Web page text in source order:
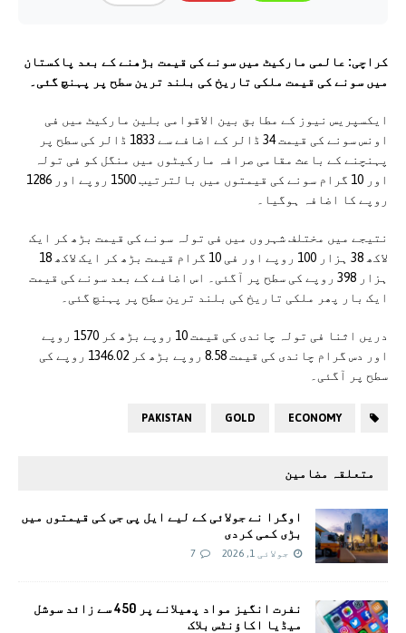
کراچی: عالمی مارکیٹ میں سونے کی قیمت بڑھنے کے بعد پاکستان
میں سونے کی قیمت ملکی تاریخ کی بلند ترین سطح پر پہنچ گئی۔
ایکسپریس نیوز کے مطابق بین الاقوامی بلین مارکیٹ میں فی
اونس سونے کی قیمت 34 ڈالر کے اضافے سے 1833 ڈالر کی سطح پر
پہنچنے کے باعث مقامی صرافہ مارکیٹوں میں منگل کو فی تولہ
اور 10 گرام سونے کی قیمتوں میں بالترتیب 1500 روپے اور 1286
روپے کا اضافہ ہوگیا۔
نتیجے میں مختلف شہروں میں فی تولہ سونے کی قیمت بڑھ کر ایک
لاکھ 38 ہزار 100 روپے اور فی 10 گرام قیمت بڑھ کر ایک لاکھ 18
ہزار 398 روپے کی سطح پر آگئی۔ اس اضافے کے بعد سونے کی قیمت
ایک بار پھر ملکی تاریخ کی بلند ترین سطح پر پہنچ گئی۔
دریں اثنا فی تولہ چاندی کی قیمت 10 روپے بڑھ کر 1570 روپے
اور دس گرام چاندی کی قیمت 8.58 روپے بڑھ کر 1346.02 روپے کی
سطح پر آگئی۔
ECONOMY
GOLD
PAKISTAN
متعلقہ مضامین
اوگرا نے جولائی کے لیے ایل پی جی کی قیمتوں میں
بڑی کمی کردی
جولائی 1, 2026 7
نفرت انگیز مواد پھیلانے پر 450 سے زائد سوشل
میڈیا اکاؤنٹس بلاک